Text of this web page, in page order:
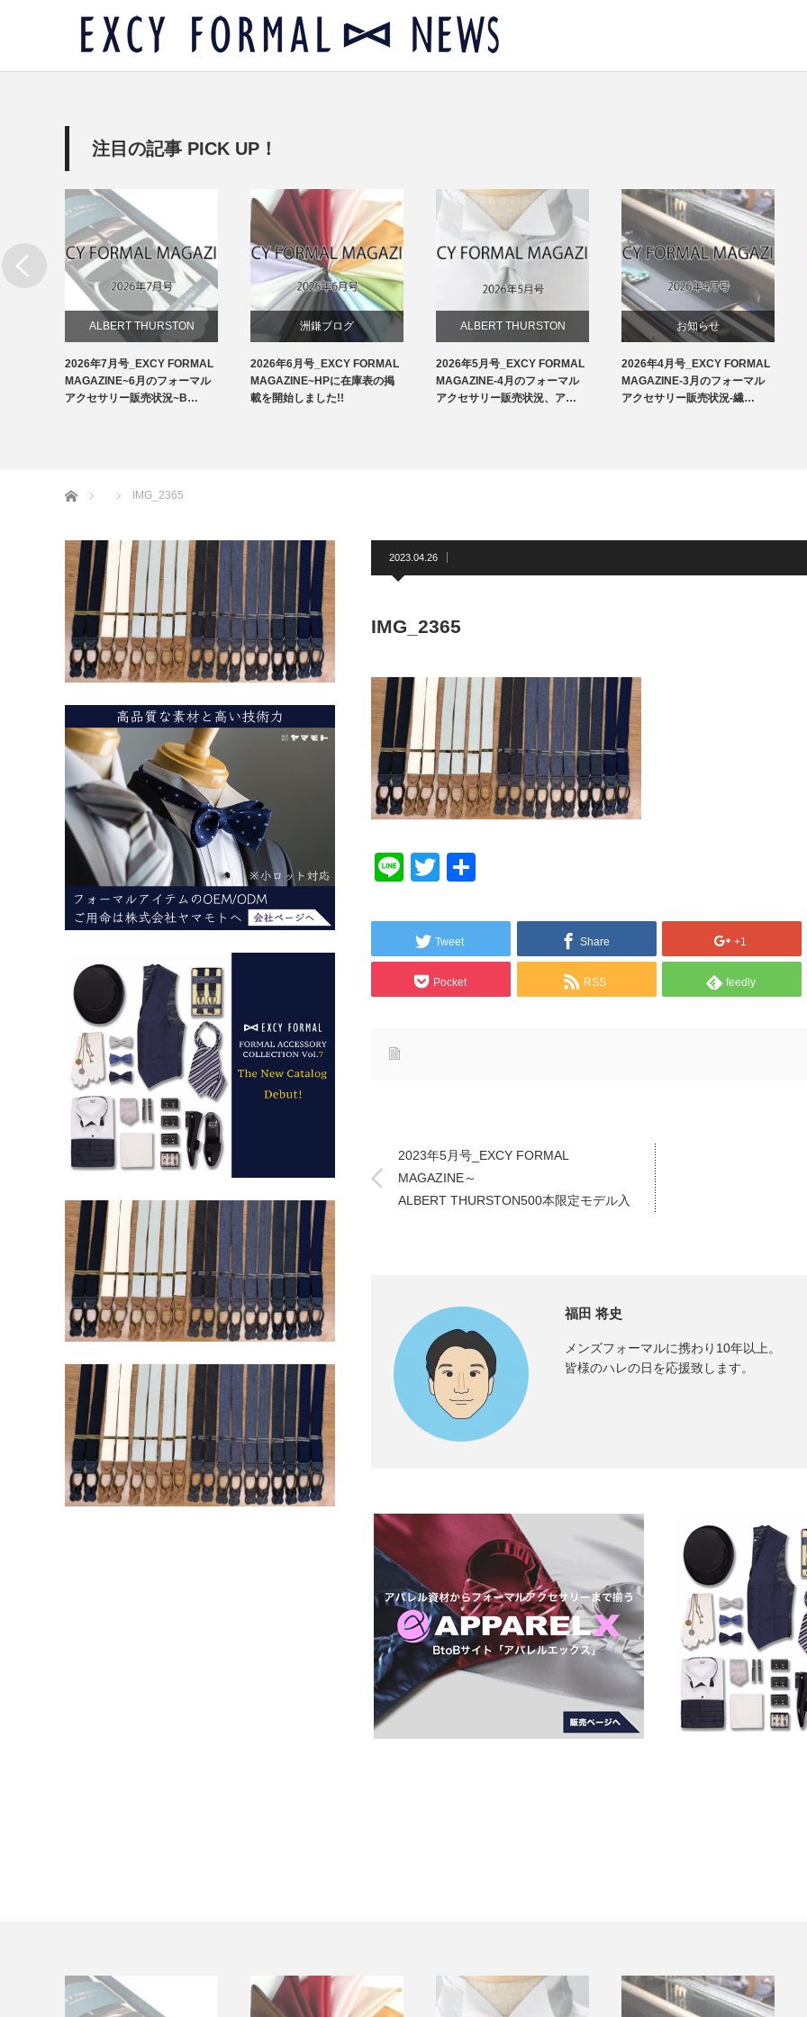
注目の記事 PICK UP！
ALBERT THURSTON
お知らせ
2026年7月号_EXCY FORMAL
MAGAZINE~6月のフォーマル
アクセサリー販売状況~B…
洲鎌ブログ
2026年6月号_EXCY FORMAL
MAGAZINE~HPに在庫表の掲
載を開始しました!!
ALBERT THURSTON
お知らせ
洲鎌ブログ
2026年5月号_EXCY FORMAL
MAGAZINE-4月のフォーマル
アクセサリー販売状況、ア…
お知らせ
チーフ
2026年4月号_EXCY FORMAL
MAGAZINE-3月のフォーマル
アクセサリー販売状況-繊…
ホーム IMG_2365
2023.04.26
IMG_2365
LineTwitter
Tweet Share +1
Pocket RSS feedly
2023年5月号_EXCY FORMAL
MAGAZINE～
ALBERT THURSTON500本限定モデル入
福田 将史
メンズフォーマルに携わり10年以上。
皆様のハレの日を応援致します。